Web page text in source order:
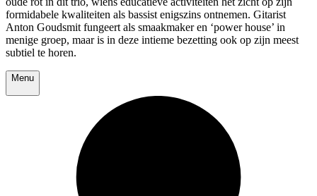
formidabele kwaliteiten als bassist enigszins ontnemen. Gitarist
Anton Goudsmit fungeert als smaakmaker en ‘power house’ in
menige groep, maar is in deze intieme bezetting ook op zijn meest
subtiel te horen.
Menu